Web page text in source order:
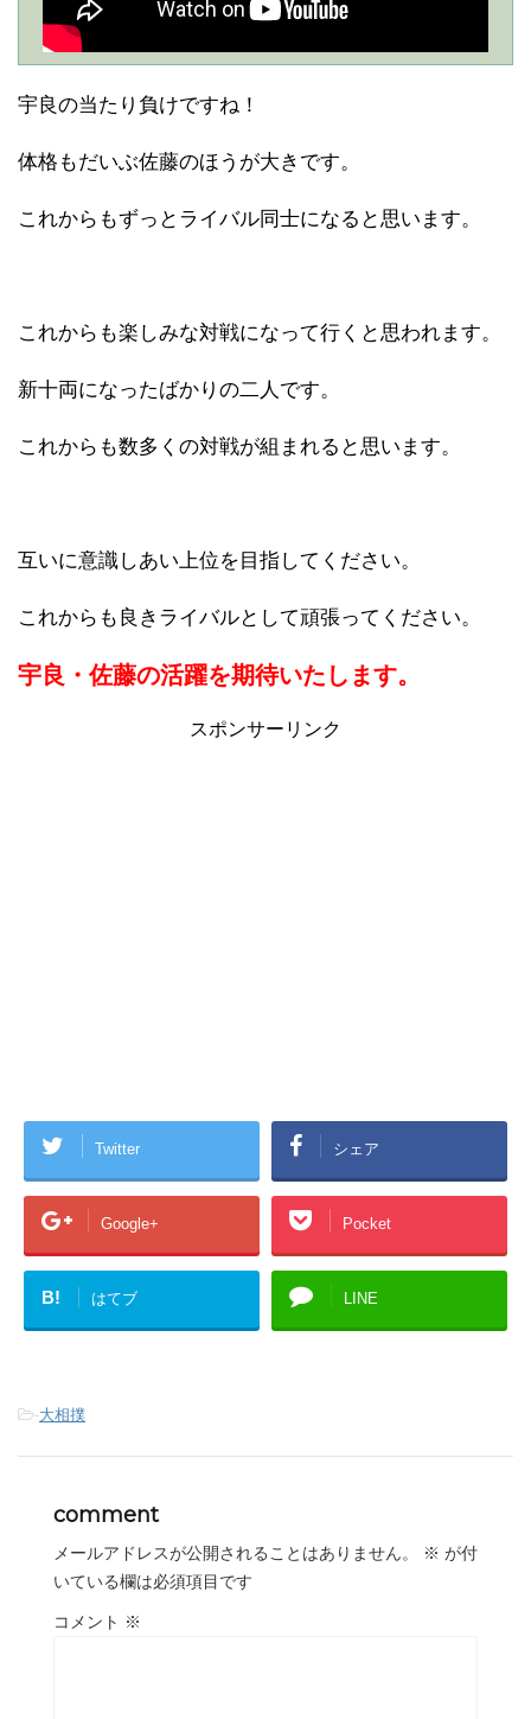
宇良の当たり負けですね！
体格もだいぶ佐藤のほうが大きです。
これからもずっとライバル同士になると思います。
これからも楽しみな対戦になって行くと思われます。
新十両になったばかりの二人です。
これからも数多くの対戦が組まれると思います。
互いに意識しあい上位を目指してください。
これからも良きライバルとして頑張ってください。
宇良・佐藤の活躍を期待いたします。
スポンサーリンク
Twitter シェア
Google+ Pocket
B! はてブ LINE
-大相撲
comment
メールアドレスが公開されることはありません。 ※ が付
いている欄は必須項目です
コメント ※